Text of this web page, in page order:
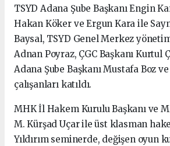
TSYD Adana Şube Başkanı Engin
Hakan Köker ve Ergun Kara ile
Baysal, TSYD Genel Merkez
Adnan Poyraz, ÇGC Başkanı Kurtul
Adana Şube Başkanı Mustafa Boz
çalışanları katıldı.
MHK İl Hakem Kurulu Başkanı ve
M. Kürşad Uçar ile üst klasman
Yıldırım seminerde, değişen oyun